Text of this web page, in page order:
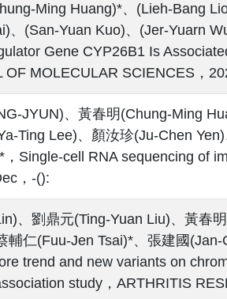
Ming Huang)*、(Lieh-Bang
、(San-Yuan Kuo)、(Jer-Yuarn
Gene CYP26B1 Is
MOLECULAR SCIENCES，
JYUN)、黃春明(Chung-Ming
Ting Lee)、顏汝珍(Ju-Chen
Single-cell RNA sequencing of
，-():
、劉鼎元(Ting-Yuan Liu)、黃春
仁(Fuu-Jen Tsai)*、張建國
trend and new variants on
study，ARTHRITIS